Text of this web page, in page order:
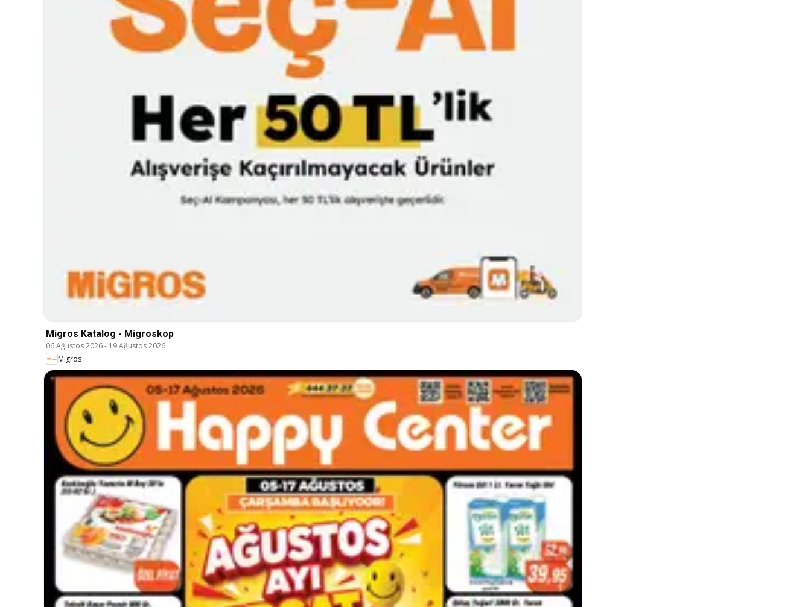
Migros Katalog - Migroskop
06 Ağustos 2026- 19 Ağustos 2026
Migros